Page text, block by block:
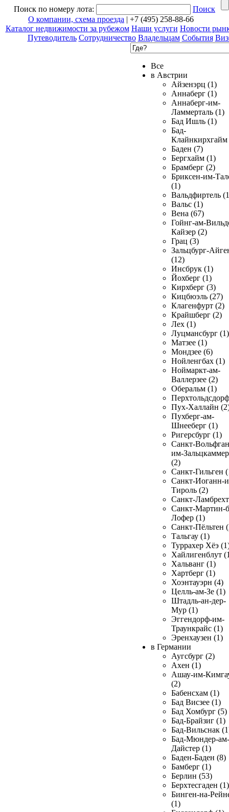
Поиск по номеру лота:
Поиск
О компании, схема проезда | +7 (495) 258-88-66
Каталог недвижимости за рубежом Наши услуги Новости
Путеводитель Сотрудничество Владельцам События
Все
в Австрии
Айзенэрц (1)
Аннаберг (1)
Аннаберг-им-
Ламмерталь (1)
Бад Ишль (1)
Бад-
Клайнкирхгайм
Баден (7)
Бергхайм (1)
Брамберг (2)
Бриксен-им-
(1)
Вальдфиртель
Вальс (1)
Вена (67)
Гойнг-ам-
Кайзер (2)
Грац (3)
Зальцбург-
(12)
Инсбрук (1)
Йохберг (1)
Кирхберг (3)
Кицбюэль (27)
Клагенфурт (2)
Крайшберг (2)
Лех (1)
Луцмансбург (1)
Матзее (1)
Мондзее (6)
Нойленгбах (1)
Ноймаркт-ам-
Валлерзее (2)
Оберальм (1)
Пух-Халлайн
Пухберг-ам-
Шнееберг (1)
Ригерсбург (1)
Санкт-
им-
(2)
Санкт-Гильген
Санкт-Иоганн-
Тироль (2)
Санкт-
Санкт-Мартин-
Лофер (1)
Санкт-Пёльтен
Тальгау (1)
Туррахер Хёэ
Хайлигенблут
Хальванг (1)
Хартберг (1)
Хоэнтауэрн (4)
Целль-ам-Зе (1)
Штадль-ан-дер-
Мур (1)
Эггендорф-им-
Траункрайс (1)
Эренхаузен (1)
в Германии
Аугсбург (2)
Ахен (1)
Ашау-им-
(2)
Бабенсхам (1)
Бад Висзее (1)
Бад Хомбург (5)
Бад-Брайзиг (1)
Бад-Вильснак
Бад-Мюндер-ам-
Дайстер (1)
Баден-Баден (8)
Бамберг (1)
Берлин (53)
Берхтесгаден (1)
Бинген-на-
(1)